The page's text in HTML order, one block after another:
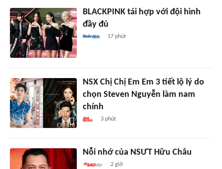
BLACKPINK tái hợp với đội hình
đầy đủ
17 phút
NSX Chị Chị Em Em 3 tiết lộ lý do
chọn Steven Nguyễn làm nam
chính
3 phút
Nỗi nhớ của NSƯT Hữu Châu
2 giờ